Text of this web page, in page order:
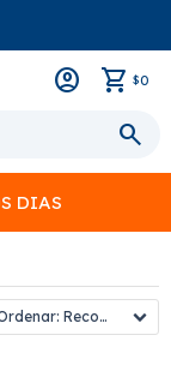
$0
DIAS
Recomendados